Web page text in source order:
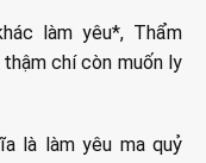
làm yêu*, Thẩm
chí còn muốn ly
là làm yêu ma quỷ